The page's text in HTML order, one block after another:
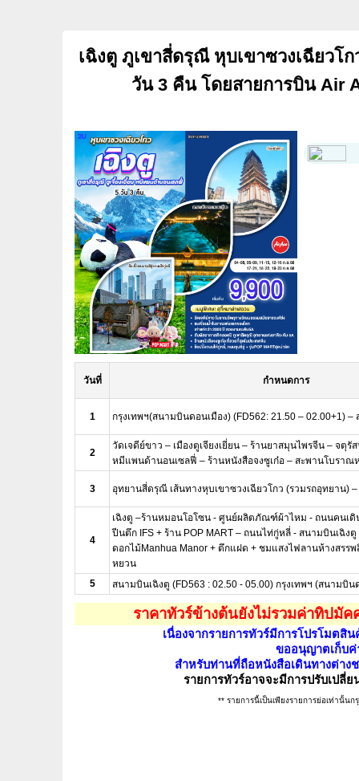
เฉิงตู ภูเขาสี่ดรุณี หุบเขาซวงเฉียวโ
วัน 3 คืน โดยสายการบิน Air
วันที่ กำหนดการ
1 กรุงเทพฯ(สนามบินดอนเมือง) (FD562: 21.50 – 02.00+1)
2
วัดเจดีย์ขาว – เมืองตูเจียงเยี่ยน – ร้านยาสมุนไพรจีน – จตุรั
หมีแพนด้านอนเซลฟี่ – ร้านหนังสือจงซูเก๋อ – สะพานโบราณ
3 อุทยานสี่ดรุณี เส้นทางหุบเขาซวงเฉียวโกว (รวมรถอุทยาน) –
4
เฉิงตู –ร้านหมอนโอโซน - ศูนย์ผลิตภัณฑ์ผ้าไหม - ถนนคนเ
ปีนตึก IFS + ร้าน POP MART – ถนนไท่กู่หลี่ - สนามบินเฉิงตู
ดอกไม้Manhua Manor + ตึกแฝด + ชมแสงไฟลานห้างสรร
หยวน
5
สนามบินเฉิงตู (FD563 : 02.50 - 05.00) กรุงเทพฯ (สนามบิน
ราคาทัวร์ข้างต้นยังไม่รวมค่าทิปมั
เนื่องจากรายการทัวร์มีการโปรโมตสิ
ขออนุญาตเก็บค่
สำหรับท่านที่ถือหนังสือเดินทางต่าง
รายการทัวร์อาจจะมีการปรับเปลี่
** รายการนี้เป็นเพียงรายการย่อเท่านั้น